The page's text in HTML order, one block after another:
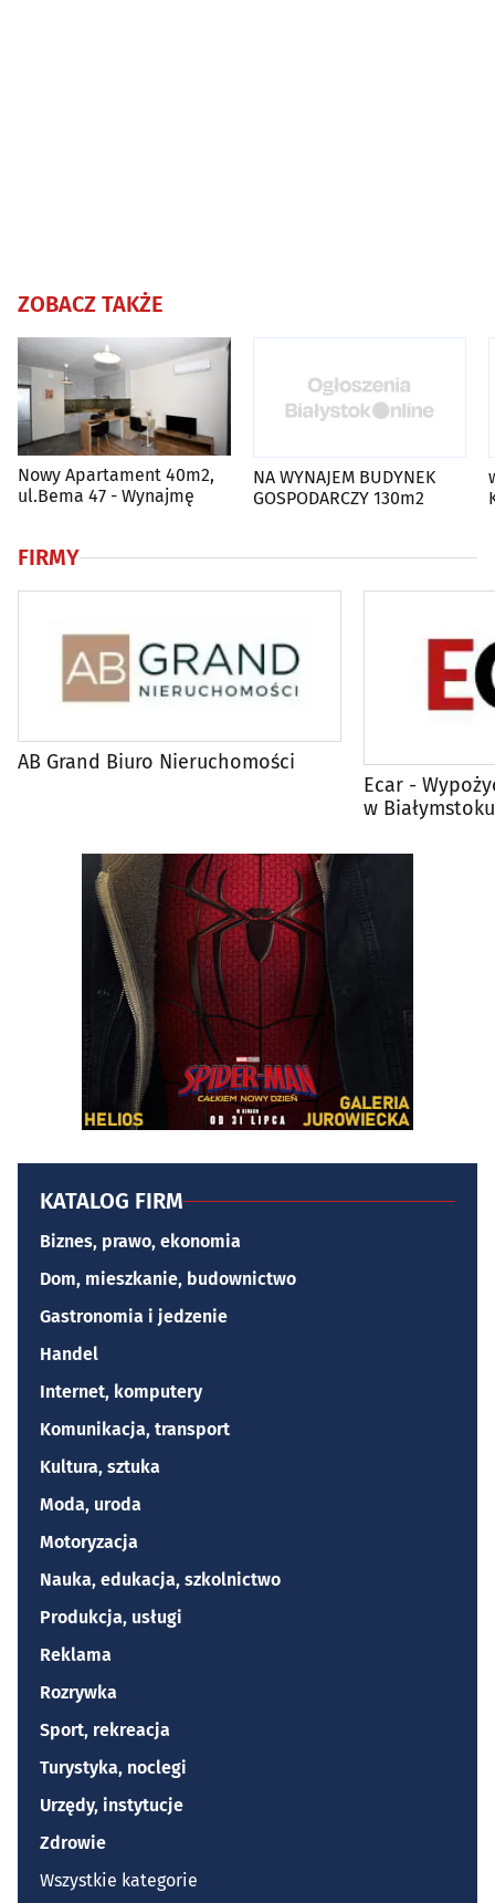
ZOBACZ TAKŻE
Nowy Apartament 40m2,
ul.Bema 47 - Wynajmę
NA WYNAJEM BUDYNEK
GOSPODARCZY 130m2
FIRMY
AB Grand Biuro Nieruchomości
Ecar -
w
Multimedialne
KATALOG FIRM
Biznes, prawo, ekonomia
Dom, mieszkanie, budownictwo
Gastronomia i jedzenie
Handel
Internet, komputery
Komunikacja, transport
Kultura, sztuka
Moda, uroda
Motoryzacja
Nauka, edukacja, szkolnictwo
Produkcja, usługi
Reklama
Rozrywka
Sport, rekreacja
Turystyka, noclegi
Urzędy, instytucje
Zdrowie
Wszystkie kategorie